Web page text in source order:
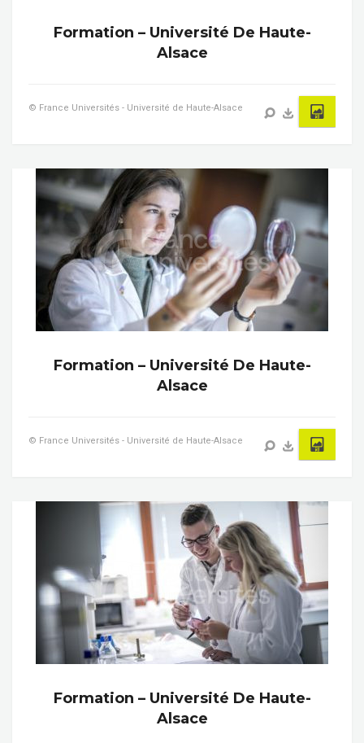
Formation – Université De Haute-
Alsace
© France Universités - Université de Haute-Alsace
Formation – Université De Haute-
Alsace
© France Universités - Université de Haute-Alsace
Formation – Université De Haute-
Alsace